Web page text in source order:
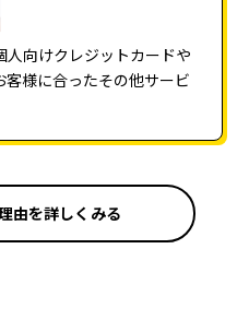
向けクレジットカードや
様に合ったその他サービ
由を詳しくみる